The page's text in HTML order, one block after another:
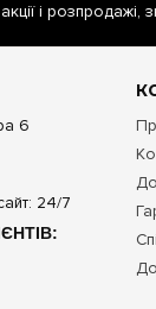
і розпродажі,
6
24/7